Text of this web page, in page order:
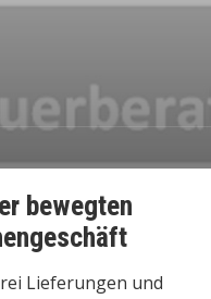
bewegten
Lieferungen und